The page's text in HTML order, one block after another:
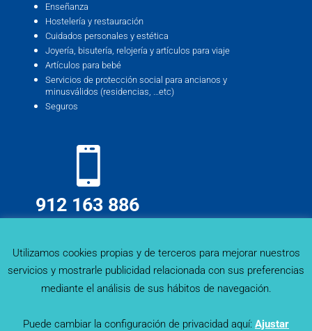
Enseñanza
Hostelería y restauración
Cuidados personales y estética
Joyería, bisutería, relojería y artículos para viaje
Artículos para bebé
Servicios de protección social para ancianos y
minusválidos (residencias, …etc)
Seguros
912 163 886
Utilizamos cookies propias y de terceros para mejorar nuestros
servicios y mostrarle publicidad relacionada con sus preferencias
mediante el análisis de sus hábitos de navegación.
Puede cambiar la configuración de privacidad aquí: Ajustar